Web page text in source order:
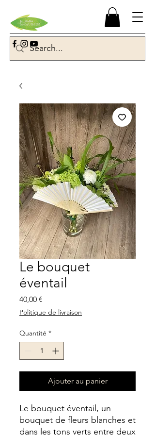
Le bouquet
éventail
40,00 €
Politique de livraison
Quantité *
Ajouter au panier
Le bouquet éventail, un
bouquet de fleurs blanches et
dans les tons verts entre deux